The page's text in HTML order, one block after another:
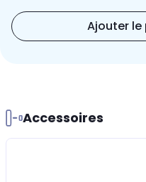
Ajouter le
Accessoires